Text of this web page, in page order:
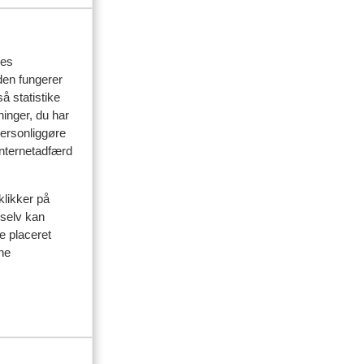
fungerer
statistike
du har
på
kan
placeret